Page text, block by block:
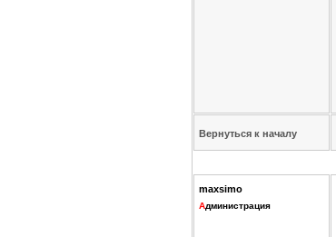
Вернуться к началу
maxsimo
Администрация